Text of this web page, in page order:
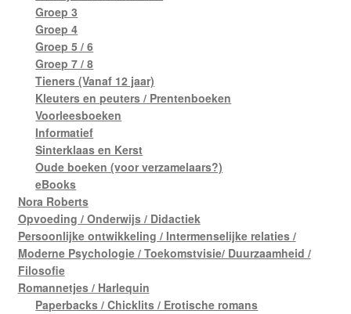
Groep 3
Groep 4
Groep 5 / 6
Groep 7 / 8
Tieners (Vanaf 12 jaar)
Kleuters en peuters / Prentenboeken
Voorleesboeken
Informatief
Sinterklaas en Kerst
Oude boeken (voor verzamelaars?)
eBooks
Nora Roberts
Opvoeding / Onderwijs / Didactiek
Persoonlijke ontwikkeling / Intermenselijke relaties /
Moderne Psychologie / Toekomstvisie/ Duurzaamheid /
Filosofie
Romannetjes / Harlequin
Paperbacks / Chicklits / Erotische romans